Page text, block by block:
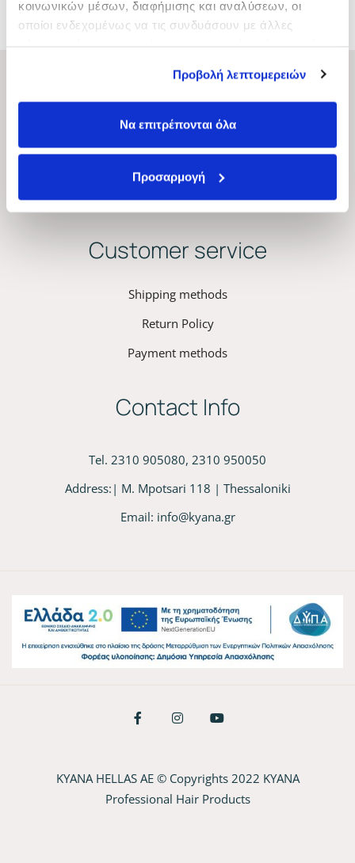
κοινωνικών μέσων, διαφήμισης και αναλύσεων, οι
οποίοι ενδεχομένως να τις συνδυάσουν με άλλες
Προβολή λεπτομερειών
Να επιτρέπονται όλα
Προσαρμογή
ΚYANA Professional Hair
Kyana Cookies Policy
Conformity program terms and conditions
Customer service
Shipping methods
Return Policy
Payment methods
Contact Info
Tel. 2310 905080, 2310 950050
Address:| M. Mpotsari 118 | Thessaloniki
Email: info@kyana.gr
KYANA HELLAS AE © Copyrights 2022 KYANA
Professional Hair Products